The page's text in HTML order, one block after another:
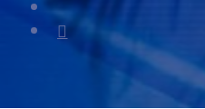
Real
Εμπόριο